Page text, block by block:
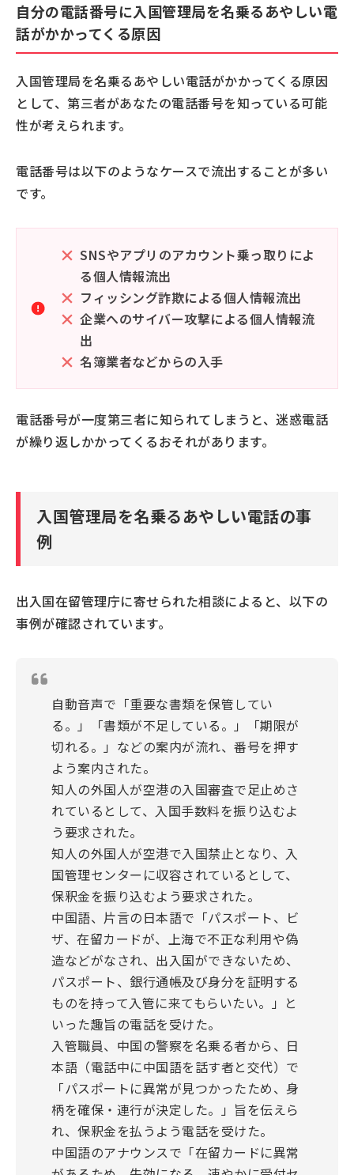
自分の電話番号に入国管理局を名乗るあやしい電
話がかかってくる原因
入国管理局を名乗るあやしい電話がかかってくる原因
として、第三者があなたの電話番号を知っている可能
性が考えられます。
電話番号は以下のようなケースで流出することが多い
です。
SNSやアプリのアカウント乗っ取りによ
る個人情報流出
フィッシング詐欺による個人情報流出
企業へのサイバー攻撃による個人情報流
出
名簿業者などからの入手
電話番号が一度第三者に知られてしまうと、迷惑電話
が繰り返しかかってくるおそれがあります。
入国管理局を名乗るあやしい電話の事
例
出入国在留管理庁に寄せられた相談によると、以下の
事例が確認されています。
自動音声で「重要な書類を保管してい
る。」「書類が不足している。」「期限が
切れる。」などの案内が流れ、番号を押す
よう案内された。
知人の外国人が空港の入国審査で足止めさ
れているとして、入国手数料を振り込むよ
う要求された。
知人の外国人が空港で入国禁止となり、入
国管理センターに収容されているとして、
保釈金を振り込むよう要求された。
中国語、片言の日本語で「パスポート、ビ
ザ、在留カードが、上海で不正な利用や偽
造などがなされ、出入国ができないため、
パスポート、銀行通帳及び身分を証明する
ものを持って入管に来てもらいたい。」と
いった趣旨の電話を受けた。
入管職員、中国の警察を名乗る者から、日
本語（電話中に中国語を話す者と交代）で
「パスポートに異常が見つかったため、身
柄を確保・連行が決定した。」旨を伝えら
れ、保釈金を払うよう電話を受けた。
中国語のアナウンスで「在留カードに異常